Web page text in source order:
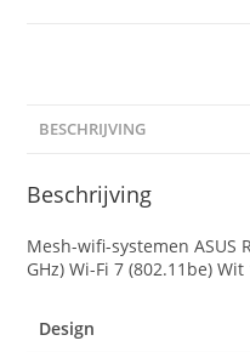
BESCHRIJVING
Beschrijving
Mesh-wifi-systemen ASUS
GHz) Wi-Fi 7 (802.11be)
Design